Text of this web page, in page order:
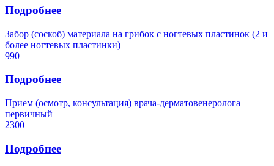
Подробнее
Забор (соскоб) материала на грибок с ногтевых пластинок (2 и
более ногтевых пластинки)
990
Подробнее
Прием (осмотр, консультация) врача-дерматовенеролога
первичный
2300
Подробнее